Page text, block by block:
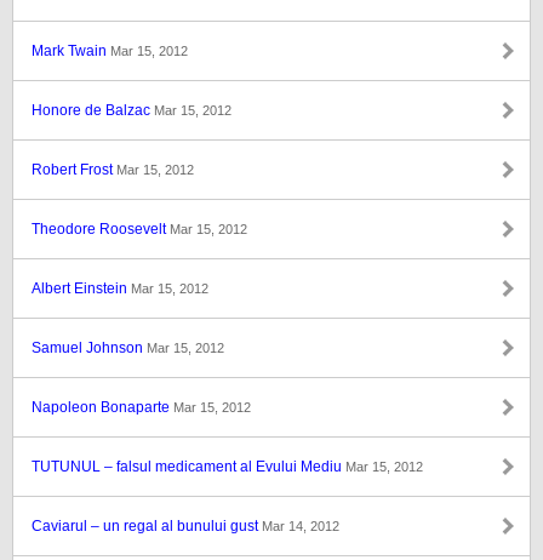
Mark Twain Mar 15, 2012
Honore de Balzac Mar 15, 2012
Robert Frost Mar 15, 2012
Theodore Roosevelt Mar 15, 2012
Albert Einstein Mar 15, 2012
Samuel Johnson Mar 15, 2012
Napoleon Bonaparte Mar 15, 2012
TUTUNUL – falsul medicament al Evului Mediu Mar 15, 2012
Caviarul – un regal al bunului gust Mar 14, 2012